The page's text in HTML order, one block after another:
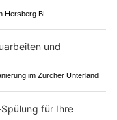
Hersberg BL
im Zürcher Unterland